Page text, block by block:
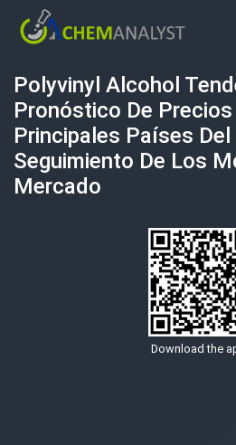
Polyvinyl Alcohol
Pronóstico De
Principales Países
Seguimiento De Los
Mercado
Download the